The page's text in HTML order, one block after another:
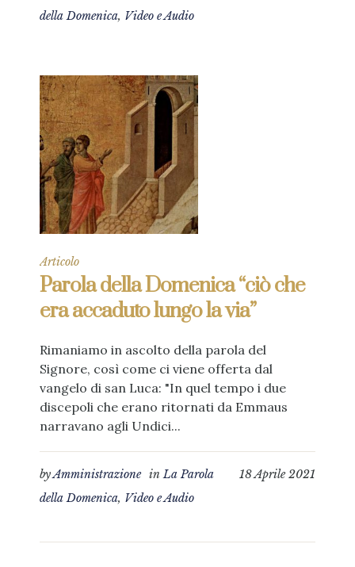
della Domenica, Video e Audio
Articolo
Parola della Domenica “ciò che
era accaduto lungo la via”
Rimaniamo in ascolto della parola del
Signore, così come ci viene offerta dal
vangelo di san Luca: "In quel tempo i due
discepoli che erano ritornati da Emmaus
narravano agli Undici...
18 Aprile 2021
byAmministrazione inLa Parola
della Domenica, Video e Audio